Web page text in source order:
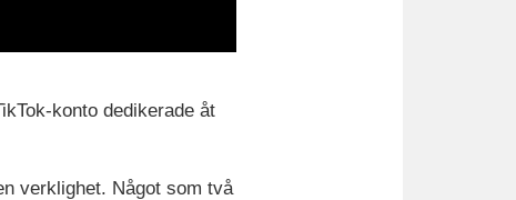
konto dedikerade åt
verklighet. Något som två